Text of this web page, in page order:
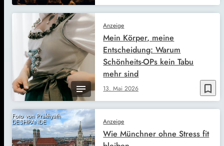
bookmark_border
Anzeige
13. Mai 2026
Mein Körper, meine
Entscheidung: Warum
Schönheits-OPs kein Tabu
mehr sind
Foto von Prakhyath
DESHPANDE Anzeige
Wie Münchner ohne Stress fit